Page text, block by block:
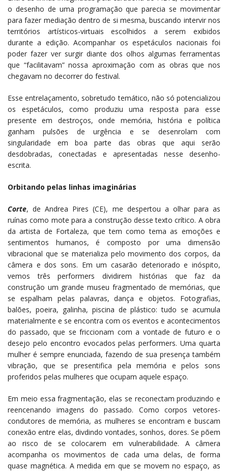
o desenho de uma programação que parecia se movimentar
para fazer mediação dentro de si mesma, buscando intervir nos
territórios artísticos-virtuais escolhidos a serem exibidos
durante a edição. Acompanhar os espetáculos nacionais foi
poder fazer ver surgir diante dos olhos algumas ferramentas
que “facilitavam” nossa aproximação com as obras que nos
chegavam no decorrer do festival.
Esse entrelaçamento, sobretudo temático, não só potencializou
os espetáculos, como produziu uma resposta para esse
presente em destroços, onde memória, história e política
ganham pulsões de urgência e se desenrolam com
singularidade em boa parte das obras que aqui serão
desdobradas, conectadas e apresentadas nesse desenho-
escrita.
Orbitando pelas linhas imaginárias
Corte, de Andrea Pires (CE), me despertou a olhar para as
ruínas como mote para a construção desse texto crítico. A obra
da artista de Fortaleza, que tem como tema as emoções e
sentimentos humanos, é composto por uma dimensão
vibracional que se materializa pelo movimento dos corpos, da
câmera e dos sons. Em um casarão deteriorado e inóspito,
vemos três performers dividirem histórias que faz da
construção um grande museu fragmentado de memórias, que
se espalham pelas palavras, dança e objetos. Fotografias,
balões, poeira, galinha, piscina de plástico: tudo se acumula
materialmente e se encontra com os eventos e acontecimentos
do passado, que se friccionam com a vontade de futuro e o
desejo pelo encontro evocados pelas performers. Uma quarta
mulher é sempre enunciada, fazendo de sua presença também
vibração, que se presentifica pela memória e pelos sons
proferidos pelas mulheres que ocupam aquele espaço.
Em meio essa fragmentação, elas se reconectam produzindo e
reencenando imagens do passado. Como corpos vetores-
condutores de memória, as mulheres se encontram e buscam
conexão entre elas, divdindo vontades, sonhos, dores. Se põem
ao risco de se colocarem em vulnerabilidade. A câmera
acompanha os movimentos de cada uma delas, de forma
quase magnética. A medida em que se movem no espaço, as